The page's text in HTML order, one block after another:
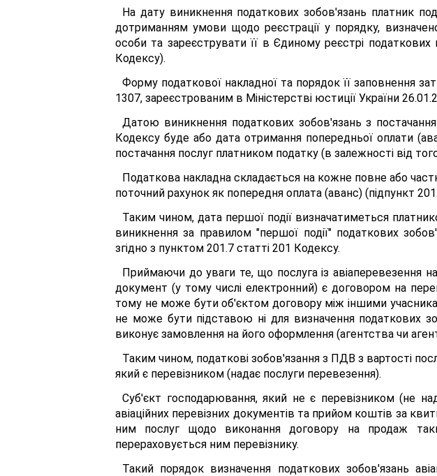
На дату виникнення податкових зобов'язань платник
дотриманням умови щодо реєстрації у порядку,
особи та зареєструвати її в Єдиному реєстрі
Кодексу).
Форму податкової накладної та порядок її заповнення
1307, зареєстрованим в Міністерстві юстиції України
Датою виникнення податкових зобов'язань з
Кодексу буде або дата отримання попередньої оплати
постачання послуг платником податку (в залежності від
Податкова накладна складається на кожне повне або
поточний рахунок як попередня оплата (аванс) (підпункт
Таким чином, дата першої події визначатиметься
виникнення за правилом "першої події" податкових
згідно з пунктом 201.7 статті 201 Кодексу.
Приймаючи до уваги те, що послуга із авіаперевезення
документ (у тому числі електронний) є договором на
тому не може бути об'єктом договору між іншими
не може бути підставою ні для визначення податкових
виконує замовлення на його оформлення (агентства чи
Таким чином, податкові зобов'язання з ПДВ з вартості
який є перевізником (надає послуги перевезення).
Суб'єкт господарювання, який не є перевізником (не
авіаційних перевізних документів та прийом коштів за
ним послуг щодо виконання договору на продаж
перераховується ним перевізнику.
Такий порядок визначення податкових зобов'язань